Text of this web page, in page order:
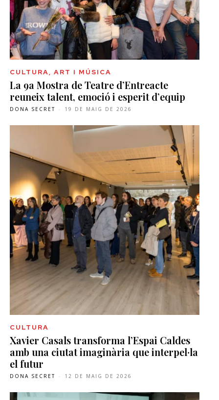
CULTURA, ART I MÚSICA
La 9a Mostra de Teatre d’Entreacte
reuneix talent, emoció i esperit d’equip
DONA SECRET - 19 DE MAIG DE 2026
CULTURA
Xavier Casals transforma l’Espai Caldes
amb una ciutat imaginària que interpel·la
el futur
DONA SECRET - 12 DE MAIG DE 2026